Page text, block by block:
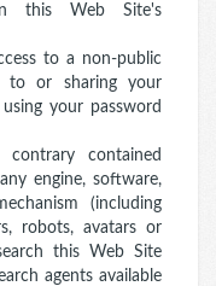
this Web Site's
to a non-public
to or sharing your
your password
contained
engine, software,
(including
robots, avatars or
this Web Site
agents available